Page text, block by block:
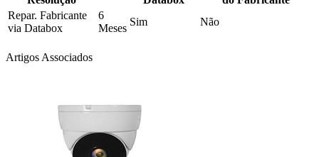
Repar. Fabricante
via Databox
6
Meses
Sim Não
Artigos Associados